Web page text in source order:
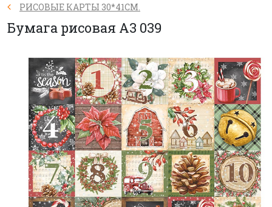
РИСОВЫЕ КАРТЫ 30*41СМ.
Бумага рисовая A3 039